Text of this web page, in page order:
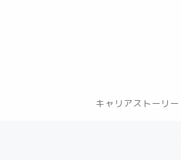
キャリアストーリー